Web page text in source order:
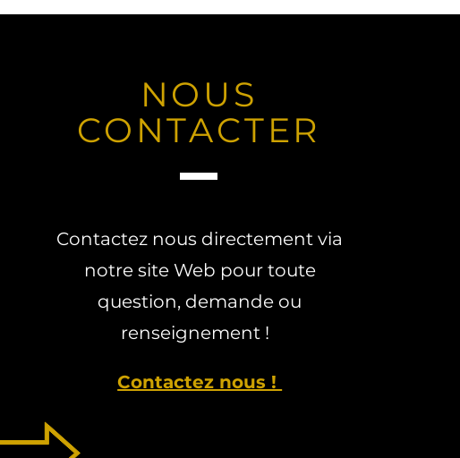
NOUS
CONTACTER
Contactez nous directement via
notre site Web pour toute
question, demande ou
renseignement !
Contactez nous !